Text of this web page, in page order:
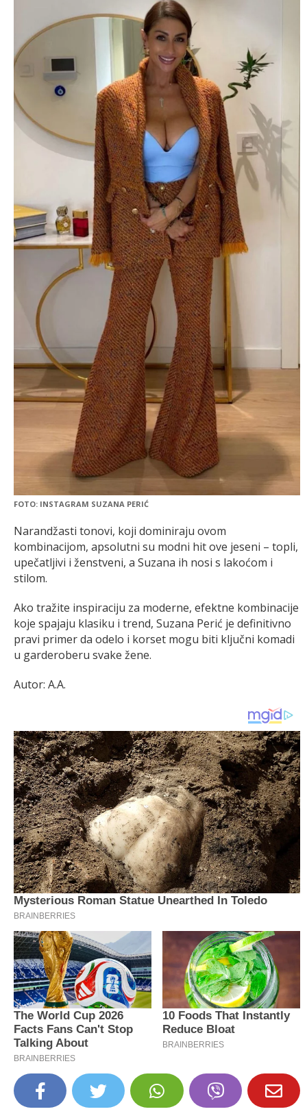
FOTO: INSTAGRAM SUZANA PERIĆ
Narandžasti tonovi, koji dominiraju ovom
kombinacijom, apsolutni su modni hit ove jeseni – topli,
upečatljivi i ženstveni, a Suzana ih nosi s lakoćom i
stilom.
Ako tražite inspiraciju za moderne, efektne kombinacije
koje spajaju klasiku i trend, Suzana Perić je definitivno
pravi primer da odelo i korset mogu biti ključni komadi
u garderoberu svake žene.
Autor: A.A.